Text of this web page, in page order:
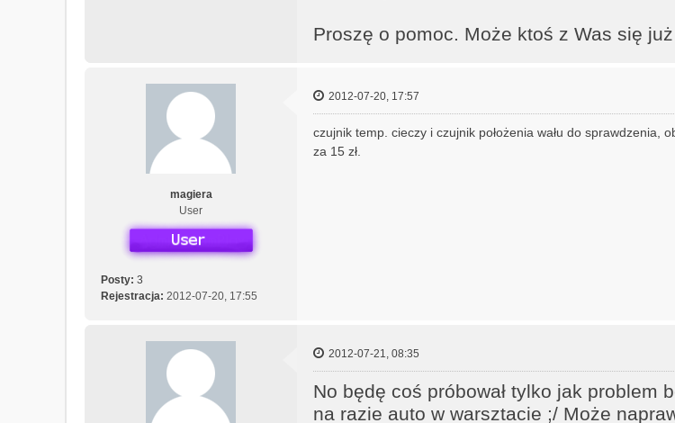
Proszę o pomoc. Może ktoś z Was się
magiera
User
Posty: 3
Rejestracja: 2012-07-20, 17:55
2012-07-20, 17:57
czujnik temp. cieczy i czujnik położenia wału do sprawdzenia,
za 15 zł.
2012-07-21, 08:35
No będę coś próbował tylko jak problem
na razie auto w warsztacie ;/ Może